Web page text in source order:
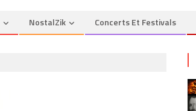
NostalZik Concerts Et Festivals